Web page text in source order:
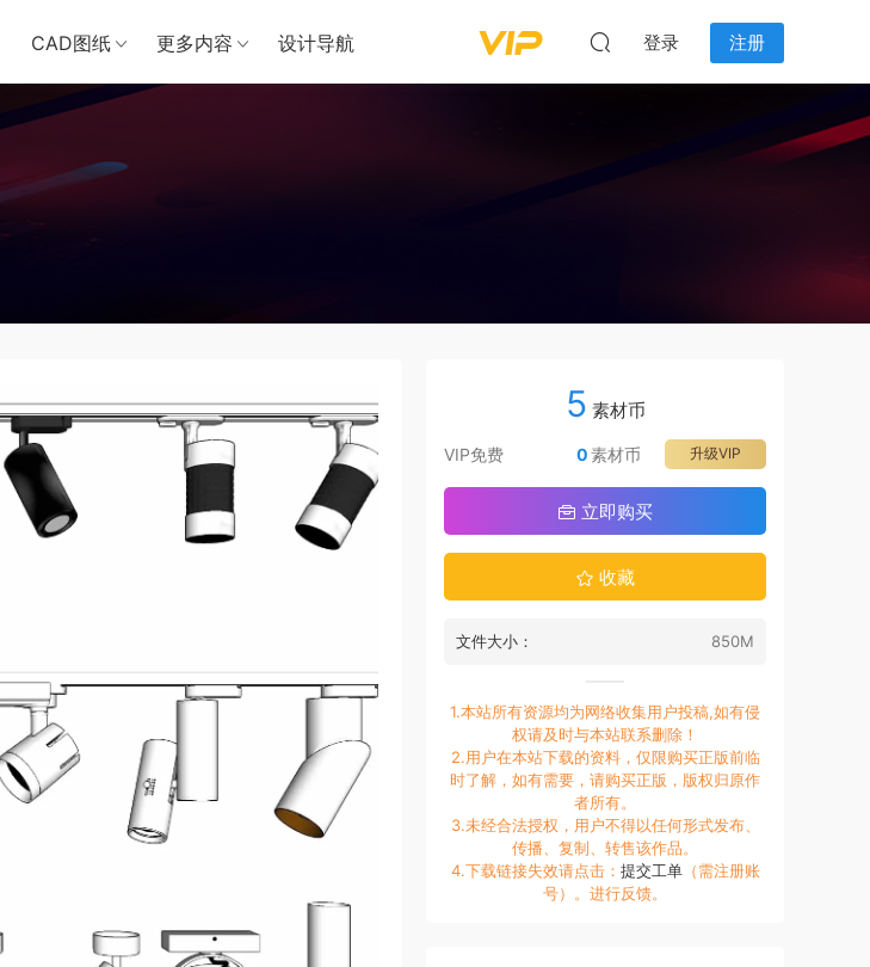
CAD图纸 更多内容 设计导航 登录 注册
5 素材币
VIP免费 升级VIP
0素材币
立即购买
收藏
文件大小： 850M
1.本站所有资源均为网络收集用户投稿,如有侵
权请及时与本站联系删除！
2.用户在本站下载的资料，仅限购买正版前临
时了解，如有需要，请购买正版，版权归原作
者所有。
3.未经合法授权，用户不得以任何形式发布、
传播、复制、转售该作品。
4.下载链接失效请点击： 提交工单（需注册账
号）。进行反馈。